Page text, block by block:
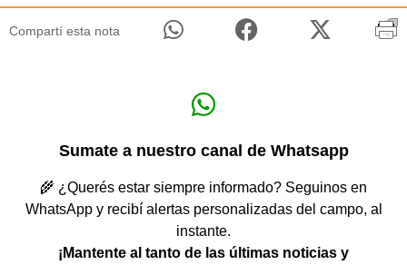
Compartí esta nota
Sumate a nuestro canal de Whatsapp
🌾 ¿Querés estar siempre informado? Seguinos en
WhatsApp y recibí alertas personalizadas del campo, al
instante.
¡Mantente al tanto de las últimas noticias y